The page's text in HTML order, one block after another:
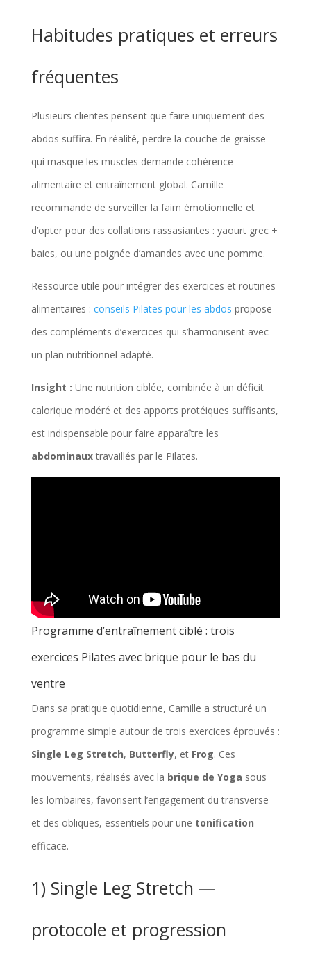
Habitudes pratiques et erreurs
fréquentes
Plusieurs clientes pensent que faire uniquement des
abdos suffira. En réalité, perdre la couche de graisse
qui masque les muscles demande cohérence
alimentaire et entraînement global. Camille
recommande de surveiller la faim émotionnelle et
d’opter pour des collations rassasiantes : yaourt grec +
baies, ou une poignée d’amandes avec une pomme.
Ressource utile pour intégrer des exercices et routines
alimentaires : conseils Pilates pour les abdos propose
des compléments d’exercices qui s’harmonisent avec
un plan nutritionnel adapté.
Insight : Une nutrition ciblée, combinée à un déficit
calorique modéré et des apports protéiques suffisants,
est indispensable pour faire apparaître les
abdominauxtravaillés par le Pilates.
Programme d’entraînement ciblé : trois
exercices Pilates avec brique pour le bas du
ventre
Dans sa pratique quotidienne, Camille a structuré un
programme simple autour de trois exercices éprouvés :
Single Leg Stretch, Butterfly, et Frog. Ces
mouvements, réalisés avec la brique de Yoga sous
les lombaires, favorisent l’engagement du transverse
et des obliques, essentiels pour une tonification
efficace.
1) Single Leg Stretch —
protocole et progression